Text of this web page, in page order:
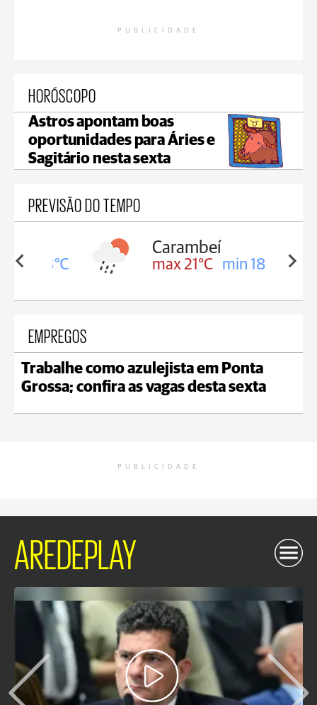
PUBLICIDADE
HORÓSCOPO
Astros apontam boas
oportunidades para Áries e
Sagitário nesta sexta
PREVISÃO DO TEMPO
18°C
Carambeí
max 21°C min 18°C
EMPREGOS
Trabalhe como azulejista em Ponta
Grossa; confira as vagas desta sexta
PUBLICIDADE
AREDEPLAY